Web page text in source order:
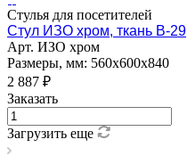
Стулья для посетителей
Стул ИЗО хром, ткань B-29
Арт. ИЗО хром
Размеры, мм: 560х600х840
2 887 ₽
Заказать
Загрузить еще